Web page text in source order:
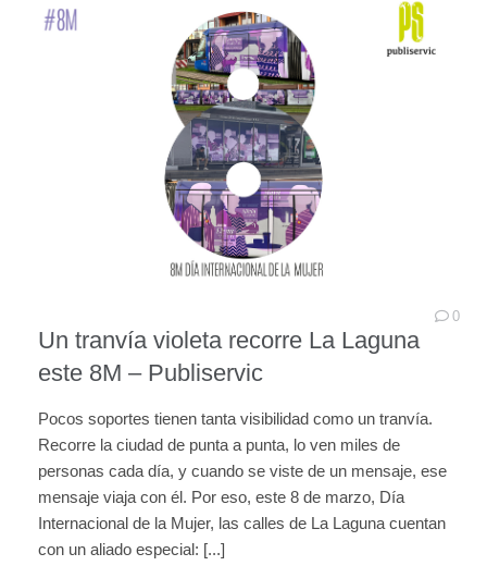
Un tranvía violeta recorre La Laguna
este 8M – Publiservic
0
Pocos soportes tienen tanta visibilidad como un tranvía.
Recorre la ciudad de punta a punta, lo ven miles de
personas cada día, y cuando se viste de un mensaje, ese
mensaje viaja con él. Por eso, este 8 de marzo, Día
Internacional de la Mujer, las calles de La Laguna cuentan
con un aliado especial: [...]